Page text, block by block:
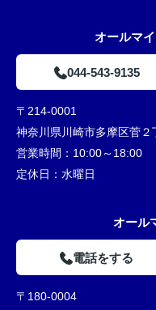
オールマ
044-543-9135
〒214-0001
神奈川県川崎市多摩区菅
営業時間： 10:00～18:00
定休日： 水曜日
オール
電話をする
〒180-0004